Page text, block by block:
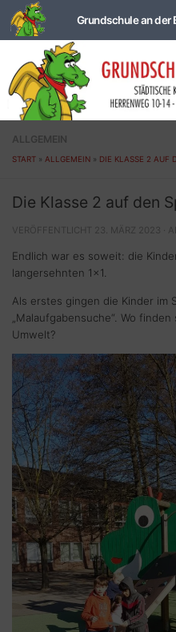
Zum Inhalt springen
ALLGEMEIN
START » ALLGEMEIN » DIE KLASSE 2 AUF
Die Klasse 2 auf den
VERÖFFENTLICHT 23. MÄRZ 2023 ·
Endlich war es soweit: die
langersehnten 1×1.
Als erstes gingen die Kinder im
„Malaufgabensuche“. Wo
Umwelt?